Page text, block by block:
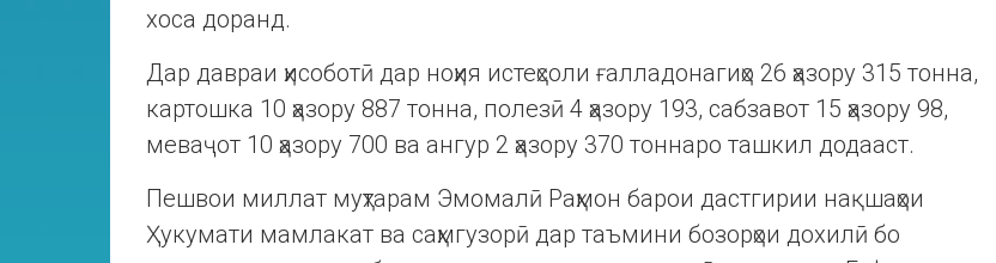
хоса доранд.
Дар давраи ҳисоботӣ дар ноҳия истеҳсоли ғалладонагиҳо 26 ҳазору 315 тонна,
картошка 10 ҳазору 887 тонна, полезӣ 4 ҳазору 193, сабзавот 15 ҳазору 98,
меваҷот 10 ҳазору 700 ва ангур 2 ҳазору 370 тоннаро ташкил додааст.
Пешвои миллат муҳтарам Эмомалӣ Раҳмон барои дастгирии нақшаҳои
Ҳукумати мамлакат ва саҳмгузорӣ дар таъмини бозорҳои дохилӣ бо